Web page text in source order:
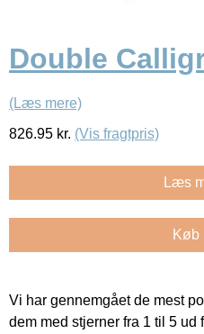
Double
(Læs mere)
826.95 kr. (Vis fragtpris)
Læs
Køb
Vi har gennemgået de mest
dem med stjerner fra 1 til 5 ud